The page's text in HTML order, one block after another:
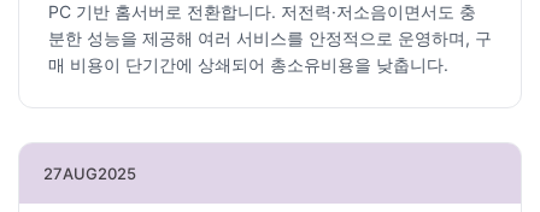
PC 기반 홈서버로 전환합니다. 저전력·저소음이면서도 충
분한 성능을 제공해 여러 서비스를 안정적으로 운영하며, 구
매 비용이 단기간에 상쇄되어 총소유비용을 낮춥니다.
27AUG2025